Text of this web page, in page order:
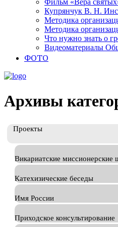
Фильм «Вера
Купрянчук В. Н.
Методика
Методика
Что нужно знать о
Видеоматериалы
ФОТО
Архивы
Проекты
Викариатские миссионерские
Катехизические беседы
Имя России
Приходское консультирование